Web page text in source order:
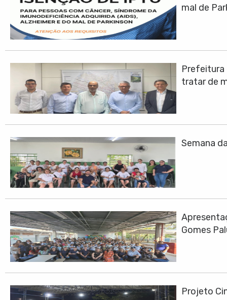
mal de
Prefeitura
tratar de
Semana
Gomes
Projeto